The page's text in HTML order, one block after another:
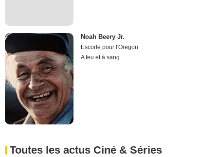
Noah Beery Jr.
Escorte pour l'Oregon
A feu et à sang
Toutes les actus Ciné & Séries